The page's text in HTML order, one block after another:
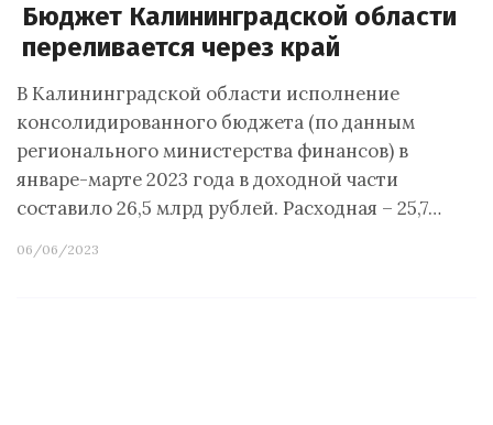
Бюджет Калининградской области
переливается через край
В Калининградской области исполнение
консолидированного бюджета (по данным
регионального министерства финансов) в
январе-марте 2023 года в доходной части
составило 26,5 млрд рублей. Расходная – 25,7…
06/06/2023